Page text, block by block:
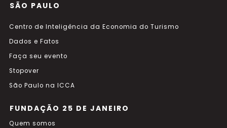
SÃO PAULO
Centro de Inteligência da Economia do Turismo
Dados e Fatos
Faça seu evento
Stopover
São Paulo na ICCA
FUNDAÇÃO 25 DE JANEIRO
Quem somos